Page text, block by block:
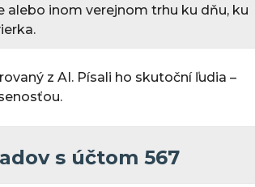
alebo inom verejnom trhu ku dňu, ku
z AI. Písali ho skutoční ľudia –
s účtom 567